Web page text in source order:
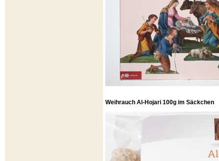
Weihrauch Al-Hojari 100g im Säckchen